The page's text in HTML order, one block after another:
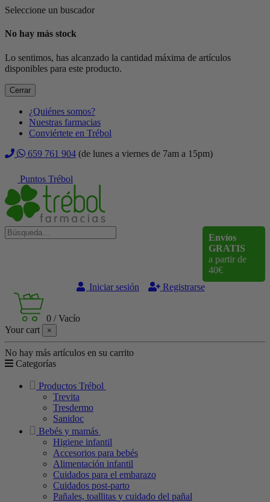
Seleccione un buscador
No hay más stock
Lo sentimos, has alcanzado la cantidad máxima de artículos
disponibles para este producto.
Cerrar
¿Quiénes somos?
Nuestras farmacias
Conviértete en Trébol
659 761 904 (de lunes a viernes de 7am a 15pm)
Puntos Trébol
Envíos
GRATIS
a partir de
40€
Iniciar sesión
Registrarse
0 /Vacío
Your cart
×
No hay más artículos en su carrito
Categorías
Productos Trébol
Trevita
Tresdermo
Sanidoc
Bebés y mamás
Higiene infantil
Accesorios para bebés
Alimentación infantil
Cuidados para el embarazo
Cuidados post-parto
Pañales, toallitas y cuidado del pañal